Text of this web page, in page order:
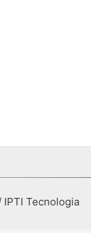
Tecnologia